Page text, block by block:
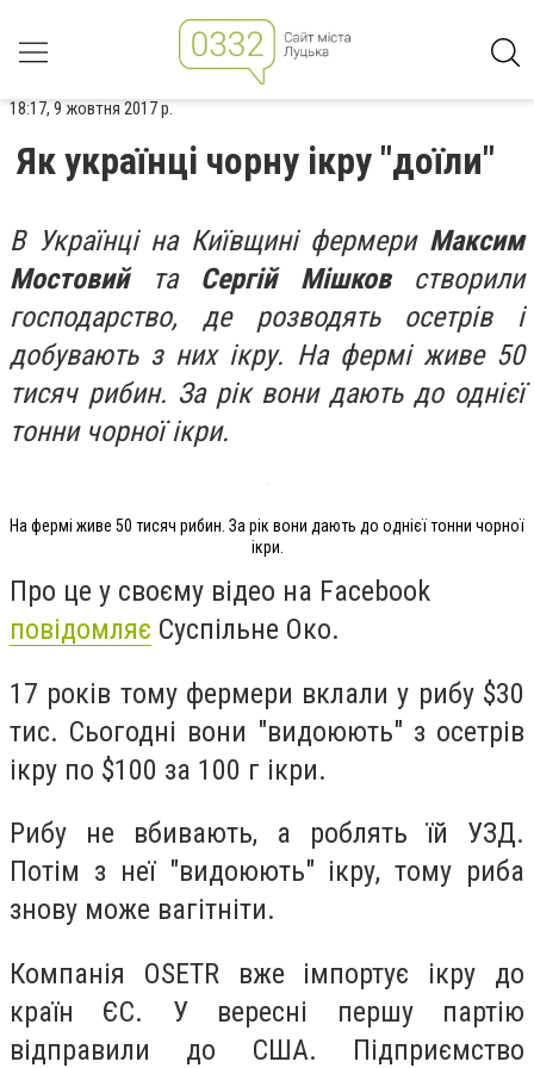
18:17, 9 жовтня 2017 р.
Як українці чорну ікру "доїли"
В Українці на Київщині фермери Максим
Мостовийта Сергій Мішковстворили
господарство, де розводять осетрів і
добувають з них ікру. На фермі живе 50
тисяч рибин. За рік вони дають до однієї
тонни чорної ікри.
На фермі живе 50 тисяч рибин. За рік вони дають до однієї тонни чорної
ікри.
Про це у своєму відео на Facebook
повідомляє Суспільне Око.
17 років тому фермери вклали у рибу $30
тис. Сьогодні вони "видоюють" з осетрів
ікру по $100 за 100 г ікри.
Рибу не вбивають, а роблять їй УЗД.
Потім з неї "видоюють" ікру, тому риба
знову може вагітніти.
Компанія OSETR вже імпортує ікру до
країн ЄС. У вересні першу партію
відправили до США. Підприємство